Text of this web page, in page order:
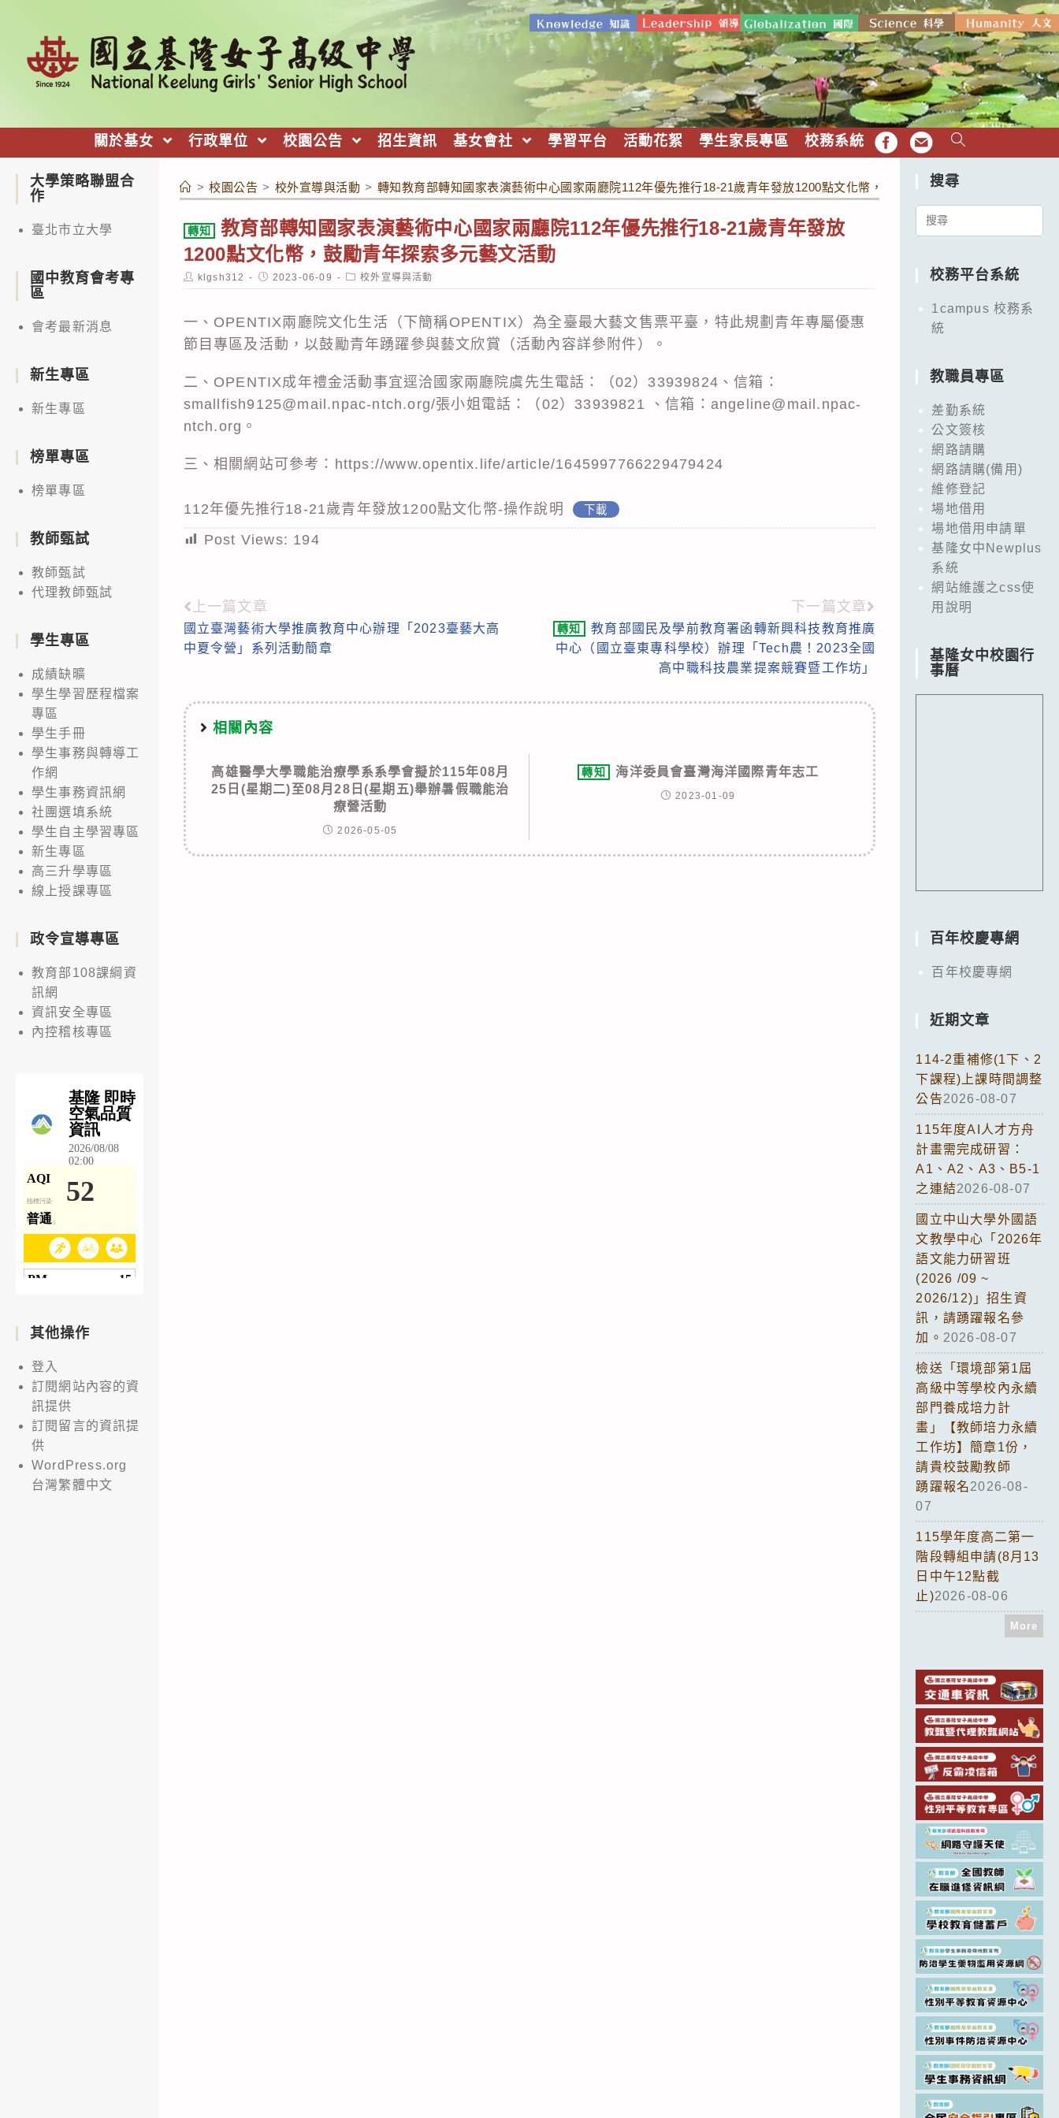
關於基女 行政單位 校園公告 招生資訊 基女會社 學習平台 活動花絮 學生家長專區 校務系統 FB EMAIL
> 校園公告 > 校外宣導與活動 > 轉知教育部轉知國家表演藝術中心國家兩廳院112年優先推行18-21歲青年發放1200點文化幣，鼓勵青年探索多元藝文活動
轉知
教育部轉知國家表演藝術中心國家兩廳院112年優先推行18-21歲青年發放
1200點文化幣，鼓勵青年探索多元藝文活動
Post
author:
klgsh312
Post
published:
2023-06-09
Post
category:
校外宣導與活動
一、OPENTIX兩廳院文化生活（下簡稱OPENTIX）為全臺最大藝文售票平臺，特此規劃青年專屬優惠
節目專區及活動，以鼓勵青年踴躍參與藝文欣賞（活動內容詳參附件）。
二、OPENTIX成年禮金活動事宜逕洽國家兩廳院虞先生電話：（02）33939824、信箱：
smallfish9125@mail.npac-ntch.org/張小姐電話：（02）33939821 、信箱：angeline@mail.npac-
ntch.org。
三、相關網站可參考：https://www.opentix.life/article/1645997766229479424
112年優先推行18-21歲青年發放1200點文化幣-操作說明 下載
Post Views: 194
Read
more
上一篇文章
國立臺灣藝術大學推廣教育中心辦理「2023臺藝大高
中夏令營」系列活動簡章
下一篇文章
轉知
教育部國民及學前教育署函轉新興科技教育推廣
中心（國立臺東專科學校）辦理「Tech農！2023全國
高中職科技農業提案競賽暨工作坊」
相關內容
高雄醫學大學職能治療學系系學會擬於115年08月
25日(星期二)至08月28日(星期五)舉辦暑假職能治
療營活動
2026-05-05
轉知 海洋委員會臺灣海洋國際青年志工
2023-01-09
大學策略聯盟合
作
臺北市立大學
國中教育會考專
區
會考最新消息
新生專區
新生專區
榜單專區
榜單專區
教師甄試
教師甄試
代理教師甄試
學生專區
成績缺曠
學生學習歷程檔案
專區
學生手冊
學生事務與轉導工
作網
學生事務資訊網
社團選填系統
學生自主學習專區
新生專區
高三升學專區
線上授課專區
政令宣導專區
教育部108課綱資
訊網
資訊安全專區
內控稽核專區
其他操作
登入
訂閱網站內容的資
訊提供
訂閱留言的資訊提
供
WordPress.org
台灣繁體中文
搜尋
Search
校務平台系統
1campus 校務系
統
教職員專區
差勤系統
公文簽核
網路請購
網路請購(備用)
維修登記
場地借用
場地借用申請單
基隆女中Newplus
系統
網站維護之css使
用說明
基隆女中校園行
事曆
百年校慶專網
百年校慶專網
近期文章
114-2重補修(1下、2
下課程)上課時間調整
公告2026-08-07
115年度AI人才方舟
計畫需完成研習：
A1、A2、A3、B5-1
之連結2026-08-07
國立中山大學外國語
文教學中心「2026年
語文能力研習班
(2026 /09 ~
2026/12)」招生資
訊，請踴躍報名參
加。 2026-08-07
檢送「環境部第1屆
高級中等學校內永續
部門養成培力計
畫」【教師培力永續
工作坊】簡章1份，
請貴校鼓勵教師
踴躍報名2026-08-
07
115學年度高二第一
階段轉組申請(8月13
日中午12點截
止)2026-08-06
More